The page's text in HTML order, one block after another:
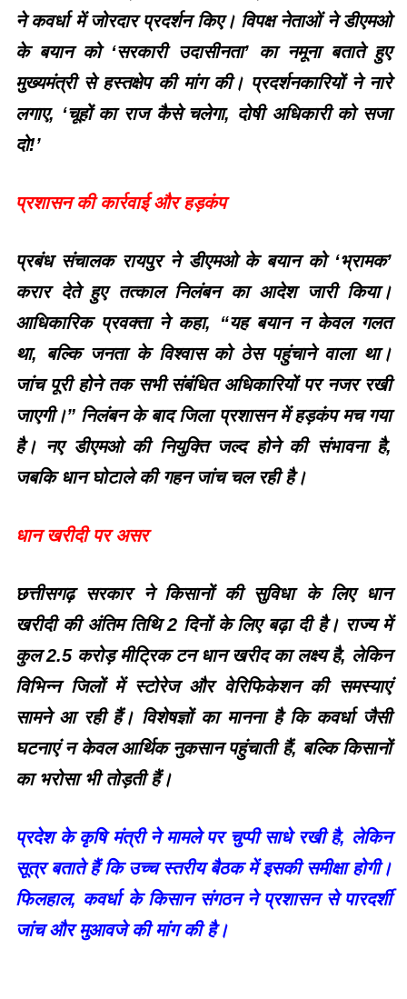
ने कवर्धा में जोरदार प्रदर्शन किए। विपक्ष नेताओं ने डीएमओ
के बयान को ‘सरकारी उदासीनता’ का नमूना बताते हुए
मुख्यमंत्री से हस्तक्षेप की मांग की। प्रदर्शनकारियों ने नारे
लगाए, ‘चूहों का राज कैसे चलेगा, दोषी अधिकारी को सजा
दो!’
प्रशासन की कार्रवाई और हड़कंप
प्रबंध संचालक रायपुर ने डीएमओ के बयान को ‘भ्रामक’
करार देते हुए तत्काल निलंबन का आदेश जारी किया।
आधिकारिक प्रवक्ता ने कहा, “यह बयान न केवल गलत
था, बल्कि जनता के विश्वास को ठेस पहुंचाने वाला था।
जांच पूरी होने तक सभी संबंधित अधिकारियों पर नजर रखी
जाएगी।” निलंबन के बाद जिला प्रशासन में हड़कंप मच गया
है। नए डीएमओ की नियुक्ति जल्द होने की संभावना है,
जबकि धान घोटाले की गहन जांच चल रही है।
धान खरीदी पर असर
छत्तीसगढ़ सरकार ने किसानों की सुविधा के लिए धान
खरीदी की अंतिम तिथि 2 दिनों के लिए बढ़ा दी है। राज्य में
कुल 2.5 करोड़ मीट्रिक टन धान खरीद का लक्ष्य है, लेकिन
विभिन्न जिलों में स्टोरेज और वेरिफिकेशन की समस्याएं
सामने आ रही हैं। विशेषज्ञों का मानना है कि कवर्धा जैसी
घटनाएं न केवल आर्थिक नुकसान पहुंचाती हैं, बल्कि किसानों
का भरोसा भी तोड़ती हैं।
प्रदेश के कृषि मंत्री ने मामले पर चुप्पी साधे रखी है, लेकिन
सूत्र बताते हैं कि उच्च स्तरीय बैठक में इसकी समीक्षा होगी।
फिलहाल, कवर्धा के किसान संगठन ने प्रशासन से पारदर्शी
जांच और मुआवजे की मांग की है।